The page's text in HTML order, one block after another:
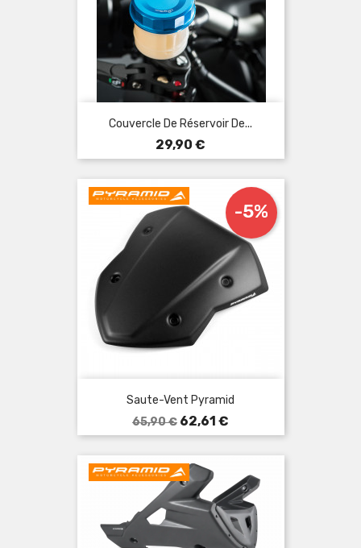
Couvercle De Réservoir De...
Prix
29,90 €
Saute-Vent Pyramid
Prix
de
base
65,90 €
-5%
Prix
62,61 €